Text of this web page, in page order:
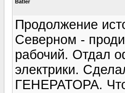
Batler
Продолжение
Северном -
рабочий. Отдал
электрики.
ГЕНЕРАТОРА.